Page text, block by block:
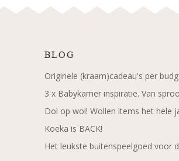
BLOG
Originele (kraam)cadeau's per
3 x Babykamer inspiratie. Van
Dol op wol! Wollen items het hele
Koeka is BACK!
Het leukste buitenspeelgoed voor